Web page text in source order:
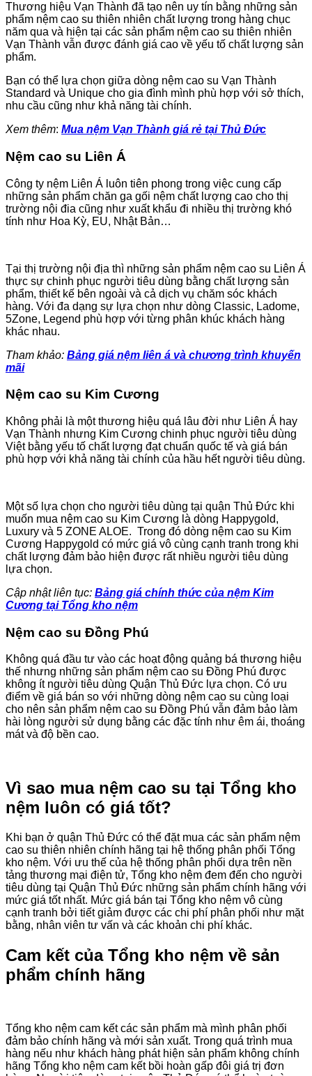
Thương hiệu Vạn Thành đã tạo nên uy tín bằng những sản
phẩm nệm cao su thiên nhiên chất lượng trong hàng chục
năm qua và hiện tại các sản phẩm nệm cao su thiên nhiên
Vạn Thành vẫn được đánh giá cao về yếu tố chất lượng sản
phẩm.
Bạn có thể lựa chọn giữa dòng nệm cao su Vạn Thành
Standard và Unique cho gia đình mình phù hợp với sở thích,
nhu cầu cũng như khả năng tài chính.
Xem thêm: Mua nệm Vạn Thành giá rẻ tại Thủ Đức
Nệm cao su Liên Á
Công ty nệm Liên Á luôn tiên phong trong việc cung cấp
những sản phẩm chăn ga gối nệm chất lượng cao cho thị
trường nội đia cũng như xuất khẩu đi nhiều thị trường khó
tính như Hoa Kỳ, EU, Nhật Bản…
Tại thị trường nội địa thì những sản phẩm nệm cao su Liên Á
thực sự chinh phục người tiêu dùng bằng chất lượng sản
phẩm, thiết kế bên ngoài và cả dịch vụ chăm sóc khách
hàng. Với đa dạng sự lựa chọn như dòng Classic, Ladome,
5Zone, Legend phù hợp với từng phân khúc khách hàng
khác nhau.
Tham khảo: Bảng giá nệm liên á và chương trình khuyến
mãi
Nệm cao su Kim Cương
Không phải là một thương hiệu quá lâu đời như Liên Á hay
Vạn Thành nhưng Kim Cương chinh phục người tiêu dùng
Việt bằng yếu tố chất lượng đạt chuẩn quốc tế và giá bán
phù hợp với khả năng tài chính của hầu hết người tiêu dùng.
Một số lựa chọn cho người tiêu dùng tại quận Thủ Đức khi
muốn mua nệm cao su Kim Cương là dòng Happygold,
Luxury và 5 ZONE ALOE. Trong đó dòng nệm cao su Kim
Cương Happygold có mức giá vô cùng cạnh tranh trong khi
chất lượng đảm bảo hiện được rất nhiều người tiêu dùng
lựa chọn.
Cập nhật liên tục: Bảng giá chính thức của nệm Kim
Cương tại Tổng kho nệm
Nệm cao su Đồng Phú
Không quá đầu tư vào các hoạt động quảng bá thương hiệu
thế nhưng những sản phẩm nệm cao su Đồng Phú được
không ít người tiêu dùng Quận Thủ Đức lựa chọn. Có ưu
điểm về giá bán so với những dòng nệm cao su cùng loại
cho nên sản phẩm nệm cao su Đồng Phú vẫn đảm bảo làm
hài lòng người sử dụng bằng các đặc tính như êm ái, thoáng
mát và độ bền cao.
Vì sao mua nệm cao su tại Tổng kho
nệm luôn có giá tốt?
Khi bạn ở quận Thủ Đức có thể đặt mua các sản phẩm nệm
cao su thiên nhiên chính hãng tại hệ thống phân phối Tổng
kho nệm. Với ưu thế của hệ thống phân phối dựa trên nền
tảng thương mại điện tử, Tổng kho nệm đem đến cho người
tiêu dùng tại Quận Thủ Đức những sản phẩm chính hãng với
mức giá tốt nhất. Mức giá bán tại Tổng kho nệm vô cùng
cạnh tranh bởi tiết giảm được các chi phí phân phối như mặt
bằng, nhân viên tư vấn và các khoản chi phí khác.
Cam kết của Tổng kho nệm về sản
phẩm chính hãng
Tổng kho nệm cam kết các sản phẩm mà mình phân phối
đảm bảo chính hãng và mới sản xuất. Trong quá trình mua
hàng nếu như khách hàng phát hiện sản phẩm không chính
hãng Tổng kho nệm cam kết bồi hoàn gấp đôi giá trị đơn